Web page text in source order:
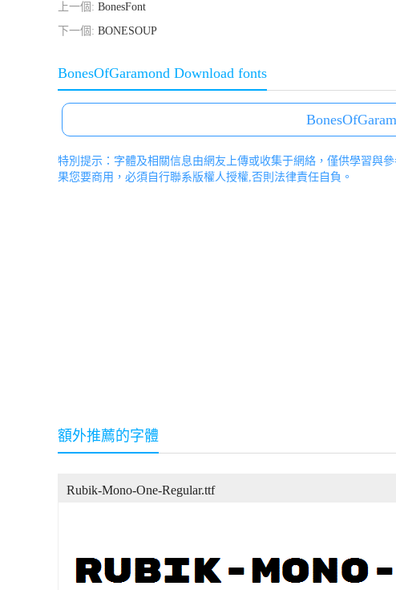
上一個: BonesFont
下一個: BONESOUP
BonesOfGaramond Download fonts
特別提示：字體及相關信息由網友上傳或收集于網絡，僅供學習與
果您要商用，必須自行聯系版權人授權,否則法律責任自負。
額外推薦的字體
Rubik-Mono-One-Regular.ttf